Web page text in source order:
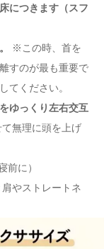
につきます（スフ
※この時、首を
すのが最も重要で
てください。
ゆっくり左右交互
無理に頭を上げ
前に）
やストレートネ